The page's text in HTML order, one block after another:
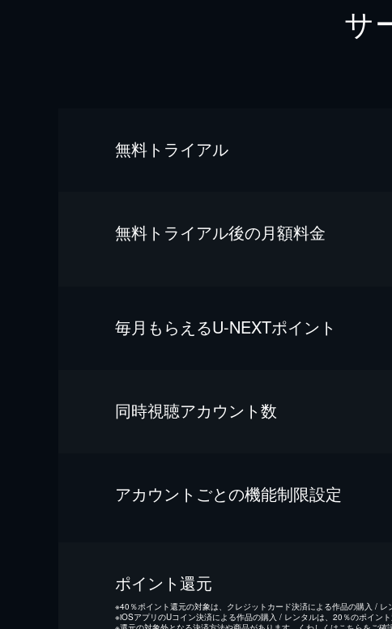
サ
無料トライアル
無料トライアル後の⽉額料金
毎⽉もらえるU-NEXTポイント
同時視聴アカウント数
アカウントごとの機能制限設定
ポイント還元
※40％ポイント還元の対象は、クレジットカード決済による作品の購入 / レ
※iOSアプリのUコイン決済による作品の購入 / レンタルは、20％のポイント